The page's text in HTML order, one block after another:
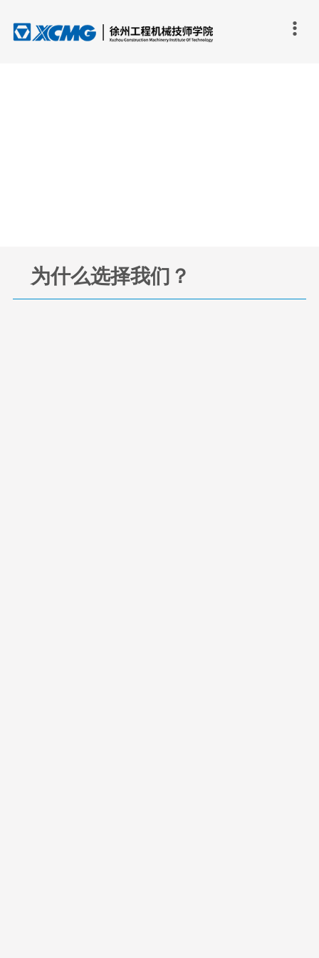

为什么选择我们？